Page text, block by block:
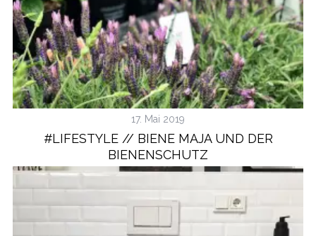
17. Mai 2019
#LIFESTYLE // BIENE MAJA UND DER
BIENENSCHUTZ